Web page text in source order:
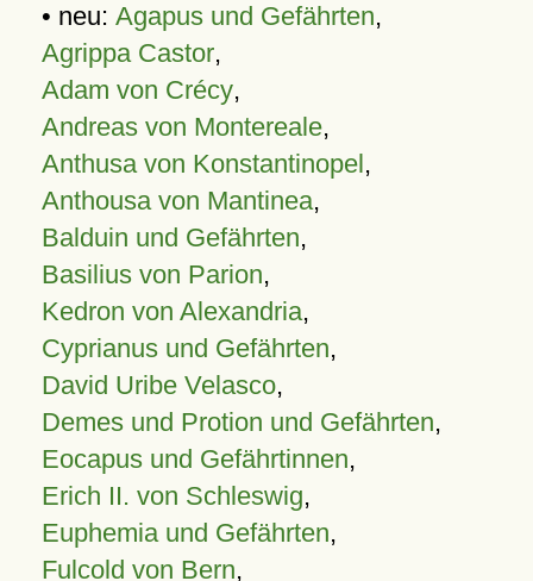
• neu: Agapus und Gefährten,
Agrippa Castor,
Adam von Crécy,
Andreas von Montereale,
Anthusa von Konstantinopel,
Anthousa von Mantinea,
Balduin und Gefährten,
Basilius von Parion,
Kedron von Alexandria,
Cyprianus und Gefährten,
David Uribe Velasco,
Demes und Protion und Gefährten,
Eocapus und Gefährtinnen,
Erich II. von Schleswig,
Euphemia und Gefährten,
Fulcold von Bern,